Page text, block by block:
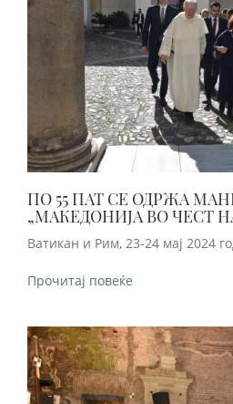
ПО 55 ПАТ СЕ ОДРЖА
„МАКЕДОНИЈА ВО ЧЕСТ
Ватикан и Рим, 23-24 мај 2024
Прочитај повеќе